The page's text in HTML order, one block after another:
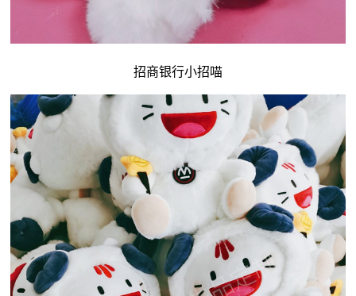
招商银行小招喵